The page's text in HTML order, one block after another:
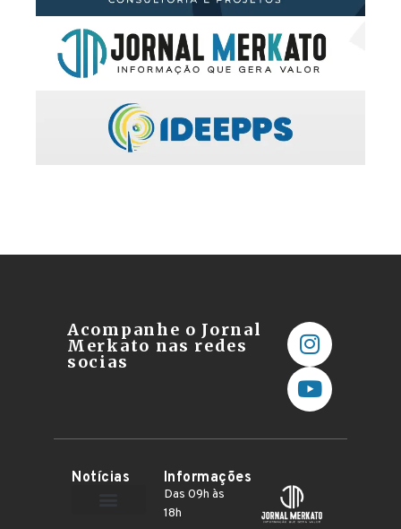
Acompanhe o Jornal
Merkato nas redes
socias
Notícias Informações
Das 09h às
18h